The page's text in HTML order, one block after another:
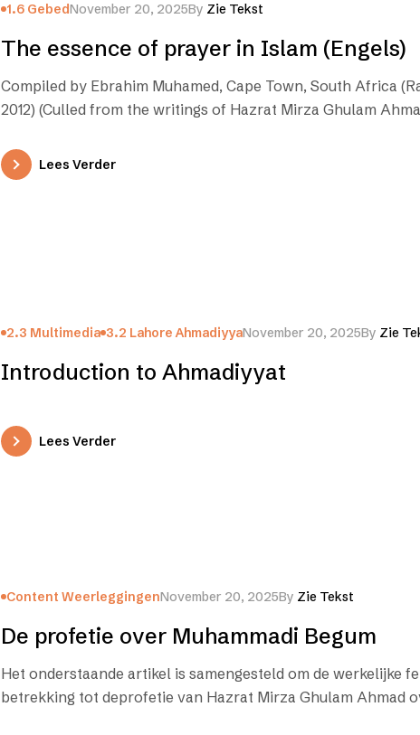
1.6 GebedNovember 20, 2025By Zie Tekst
The essence of prayer in Islam (Engels)
Compiled by Ebrahim Muhamed, Cape Town, South Africa
2012) (Culled from the writings of Hazrat Mirza Ghulam
Lees Verder
2.3 Multimedia 3.2 Lahore AhmadiyyaNovember 20, 2025By Zie
Introduction to Ahmadiyyat
Lees Verder
Content WeerleggingenNovember 20, 2025By Zie Tekst
De profetie over Muhammadi Begum
Het onderstaande artikel is samengesteld om de werkelijke
betrekking tot deprofetie van Hazrat Mirza Ghulam Ahmad